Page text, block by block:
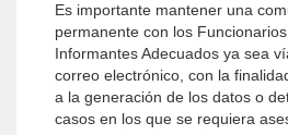
Es importante mantener una
permanente con los
Informantes Adecuados ya sea
correo electrónico, con la
a la generación de los datos o
casos en los que se requiera